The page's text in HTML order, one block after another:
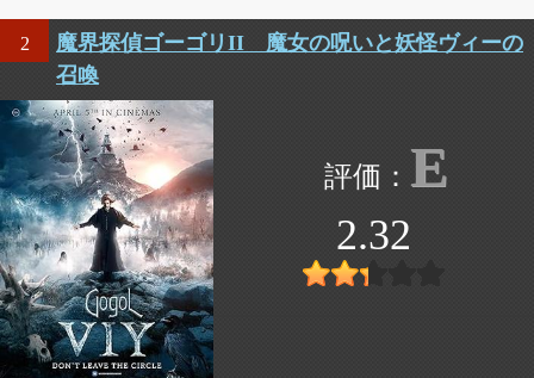
2
魔界探偵ゴーゴリII 魔女の呪いと妖怪ヴィーの
召喚
E
2.32